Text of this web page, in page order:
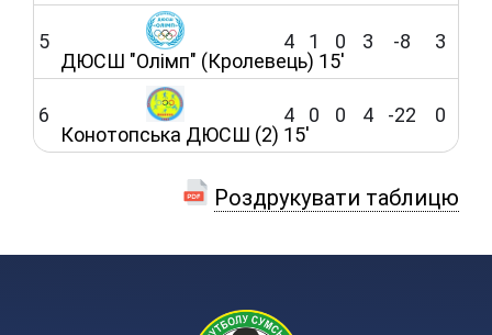
5
ДЮСШ "Олімп" (Кролевець) 15'
4 1 0 3 -8 3
6
Конотопська ДЮСШ (2) 15'
4 0 0 4 -22 0
Роздрукувати таблицю